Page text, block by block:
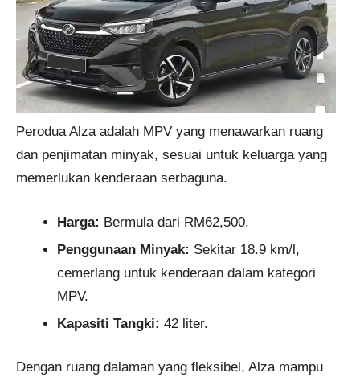
Perodua Alza adalah MPV yang menawarkan ruang
dan penjimatan minyak, sesuai untuk keluarga yang
memerlukan kenderaan serbaguna.
Harga: Bermula dari RM62,500.
Penggunaan Minyak: Sekitar 18.9 km/l,
cemerlang untuk kenderaan dalam kategori
MPV.
Kapasiti Tangki: 42 liter.
Dengan ruang dalaman yang fleksibel, Alza mampu